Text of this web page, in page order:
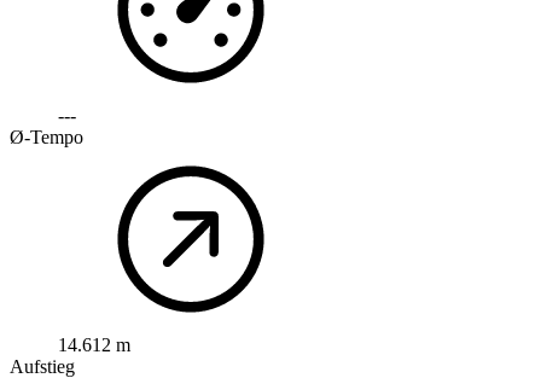
---
Ø-Tempo
14.612 m
Aufstieg